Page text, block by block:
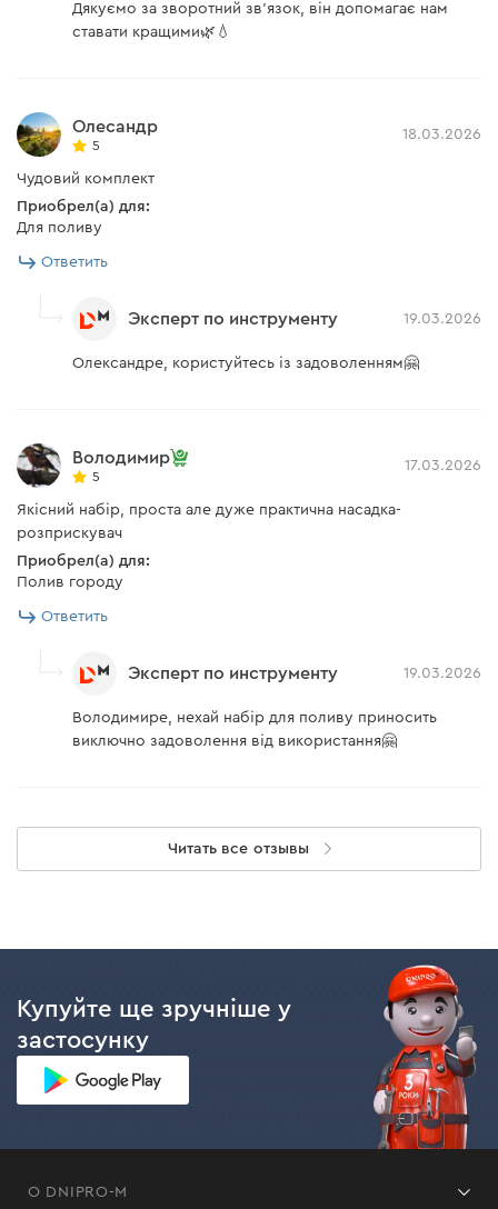
Дякуємо за зворотний зв'язок, він допомагає нам
ставати кращими🌿💧
Олесандр
5
18.03.2026
Чудовий комплект
Приобрел(а) для:
Для поливу
Ответить
Эксперт по инструменту 19.03.2026
Олександре, користуйтесь із задоволенням🤗
Володимир
5
17.03.2026
Якісний набір, проста але дуже практична насадка-
розприскувач
Приобрел(а) для:
Полив городу
Ответить
Эксперт по инструменту 19.03.2026
Володимире, нехай набір для поливу приносить
виключно задоволення від використання🤗
Читать все отзывы
Купуйте ще зручніше у
застосунку
О DNIPRO-M